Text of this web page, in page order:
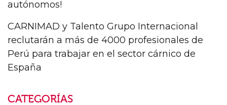
autónomos!
CARNIMAD y Talento Grupo Internacional
reclutarán a más de 4000 profesionales de
Perú para trabajar en el sector cárnico de
España
CATEGORÍAS